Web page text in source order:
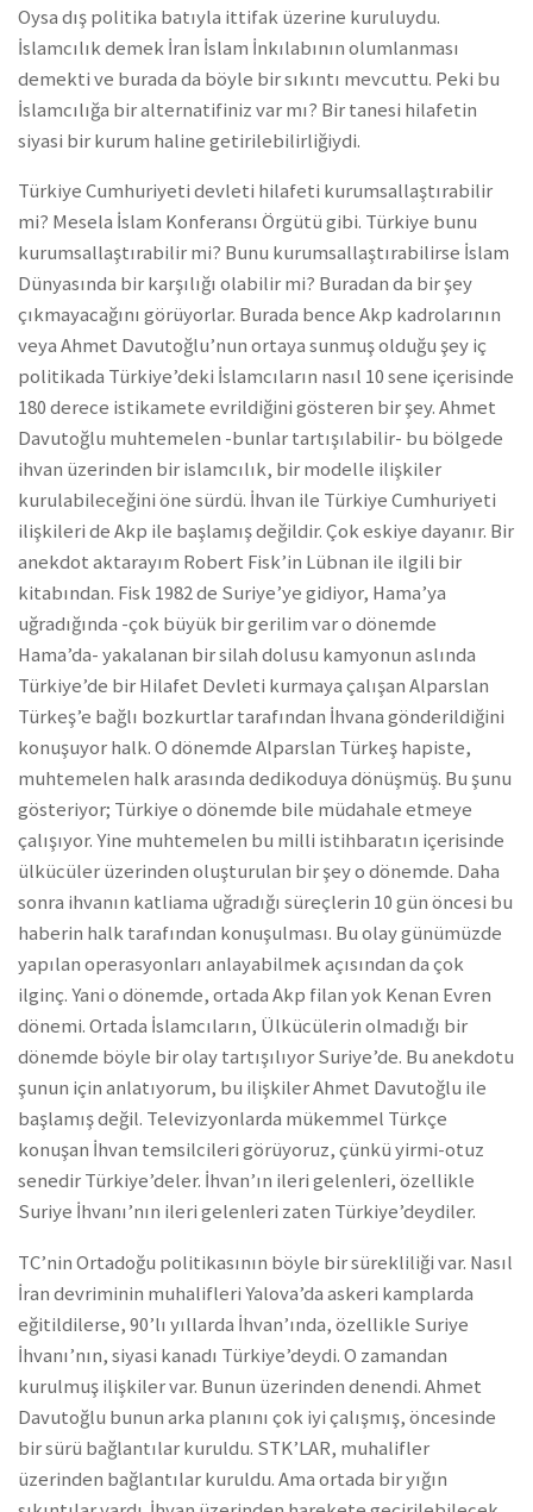
Oysa dış politika batıyla ittifak üzerine kuruluydu.
İslamcılık demek İran İslam İnkılabının olumlanması
demekti ve burada da böyle bir sıkıntı mevcuttu. Peki bu
İslamcılığa bir alternatifiniz var mı? Bir tanesi hilafetin
siyasi bir kurum haline getirilebilirliğiydi.
Türkiye Cumhuriyeti devleti hilafeti kurumsallaştırabilir
mi? Mesela İslam Konferansı Örgütü gibi. Türkiye bunu
kurumsallaştırabilir mi? Bunu kurumsallaştırabilirse İslam
Dünyasında bir karşılığı olabilir mi? Buradan da bir şey
çıkmayacağını görüyorlar. Burada bence Akp kadrolarının
veya Ahmet Davutoğlu’nun ortaya sunmuş olduğu şey iç
politikada Türkiye’deki İslamcıların nasıl 10 sene içerisinde
180 derece istikamete evrildiğini gösteren bir şey. Ahmet
Davutoğlu muhtemelen -bunlar tartışılabilir- bu bölgede
ihvan üzerinden bir islamcılık, bir modelle ilişkiler
kurulabileceğini öne sürdü. İhvan ile Türkiye Cumhuriyeti
ilişkileri de Akp ile başlamış değildir. Çok eskiye dayanır. Bir
anekdot aktarayım Robert Fisk’in Lübnan ile ilgili bir
kitabından. Fisk 1982 de Suriye’ye gidiyor, Hama’ya
uğradığında -çok büyük bir gerilim var o dönemde
Hama’da- yakalanan bir silah dolusu kamyonun aslında
Türkiye’de bir Hilafet Devleti kurmaya çalışan Alparslan
Türkeş’e bağlı bozkurtlar tarafından İhvana gönderildiğini
konuşuyor halk. O dönemde Alparslan Türkeş hapiste,
muhtemelen halk arasında dedikoduya dönüşmüş. Bu şunu
gösteriyor; Türkiye o dönemde bile müdahale etmeye
çalışıyor. Yine muhtemelen bu milli istihbaratın içerisinde
ülkücüler üzerinden oluşturulan bir şey o dönemde. Daha
sonra ihvanın katliama uğradığı süreçlerin 10 gün öncesi bu
haberin halk tarafından konuşulması. Bu olay günümüzde
yapılan operasyonları anlayabilmek açısından da çok
ilginç. Yani o dönemde, ortada Akp filan yok Kenan Evren
dönemi. Ortada İslamcıların, Ülkücülerin olmadığı bir
dönemde böyle bir olay tartışılıyor Suriye’de. Bu anekdotu
şunun için anlatıyorum, bu ilişkiler Ahmet Davutoğlu ile
başlamış değil. Televizyonlarda mükemmel Türkçe
konuşan İhvan temsilcileri görüyoruz, çünkü yirmi-otuz
senedir Türkiye’deler. İhvan’ın ileri gelenleri, özellikle
Suriye İhvanı’nın ileri gelenleri zaten Türkiye’deydiler.
TC’nin Ortadoğu politikasının böyle bir sürekliliği var. Nasıl
İran devriminin muhalifleri Yalova’da askeri kamplarda
eğitildilerse, 90’lı yıllarda İhvan’ında, özellikle Suriye
İhvanı’nın, siyasi kanadı Türkiye’deydi. O zamandan
kurulmuş ilişkiler var. Bunun üzerinden denendi. Ahmet
Davutoğlu bunun arka planını çok iyi çalışmış, öncesinde
bir sürü bağlantılar kuruldu. STK’LAR, muhalifler
üzerinden bağlantılar kuruldu. Ama ortada bir yığın